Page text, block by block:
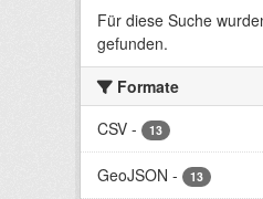
Für diese Suche
gefunden.
Formate
CSV - 13
GeoJSON - 13